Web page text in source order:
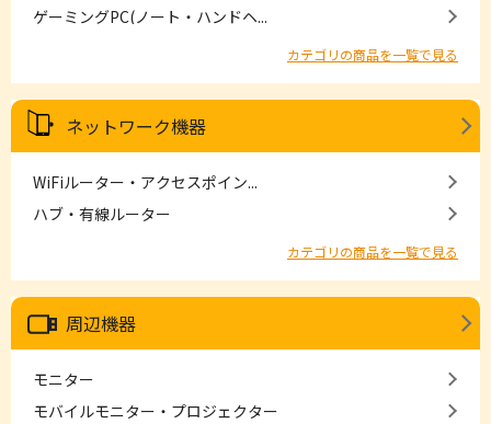
ゲーミングPC(ノート・ハンドヘ...
カテゴリの商品を一覧で見る
ネットワーク機器
WiFiルーター・アクセスポイン...
ハブ・有線ルーター
カテゴリの商品を一覧で見る
周辺機器
モニター
モバイルモニター・プロジェクター